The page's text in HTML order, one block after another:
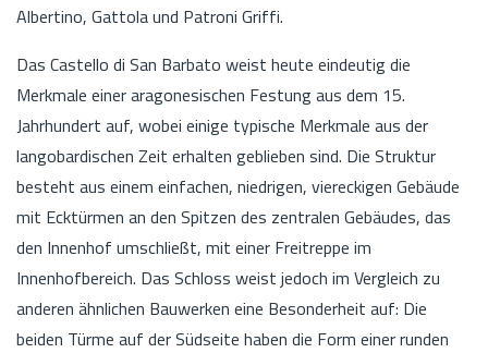
Albertino, Gattola und Patroni Griffi.
Das Castello di San Barbato weist heute eindeutig die
Merkmale einer aragonesischen Festung aus dem 15.
Jahrhundert auf, wobei einige typische Merkmale aus der
langobardischen Zeit erhalten geblieben sind. Die Struktur
besteht aus einem einfachen, niedrigen, viereckigen Gebäude
mit Ecktürmen an den Spitzen des zentralen Gebäudes, das
den Innenhof umschließt, mit einer Freitreppe im
Innenhofbereich. Das Schloss weist jedoch im Vergleich zu
anderen ähnlichen Bauwerken eine Besonderheit auf: Die
beiden Türme auf der Südseite haben die Form einer runden